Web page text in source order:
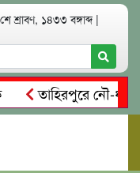
শ্রাবণ, ১৪৩৩ বঙ্গাব্দ |
তাহিরপুরে নৌ-ধর্মঘট
দখলের চেষ্টা: